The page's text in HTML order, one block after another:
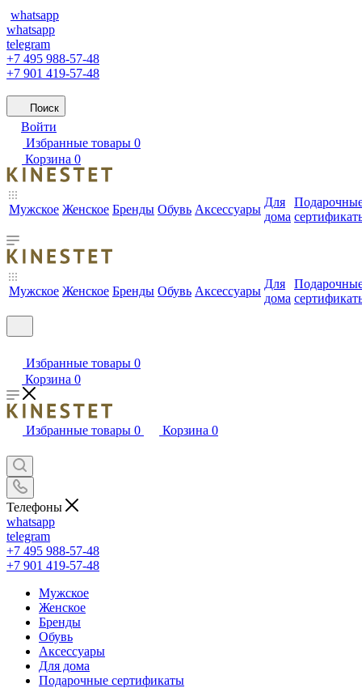
whatsapp
whatsapp
telegram
+7 495 988-57-48
+7 901 419-57-48
Поиск
Войти
Избранные товары 0
Корзина 0
Мужское Женское Бренды Обувь Аксессуары
Для
дома
Мужское Женское Бренды Обувь Аксессуары
Для
дома
Избранные товары 0
Корзина 0
Избранные товары 0 Корзина 0
Телефоны
whatsapp
telegram
+7 495 988-57-48
+7 901 419-57-48
Мужское
Женское
Бренды
Обувь
Аксессуары
Для дома
Подарочные сертификаты